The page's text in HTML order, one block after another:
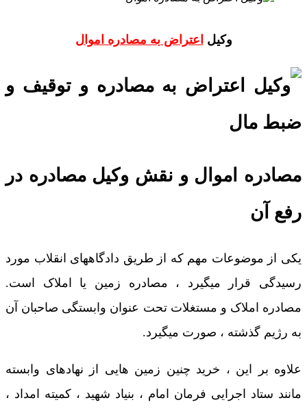
وکیل اعتراض به مصادره اموال
مصادره اموال و نقش وکیل مصادره در
رفع آن
یکی از موضوعات مهم که از طریق دادگاههای انقلاب مورد
رسیدگی قرار میگیرد ، مصادره زمین یا املاک است.
مصادره املاک و مستغلات تحت عنوان وابستگی صاحبان آن
به رژیم گذشته ، صورت میگیرد.
علاوه بر این ، خرید چنین زمین هایی از نهادهای وابسته
مانند ستاد اجرایی فرمان امام ، بنیاد شهید ، کمیته امداد ،